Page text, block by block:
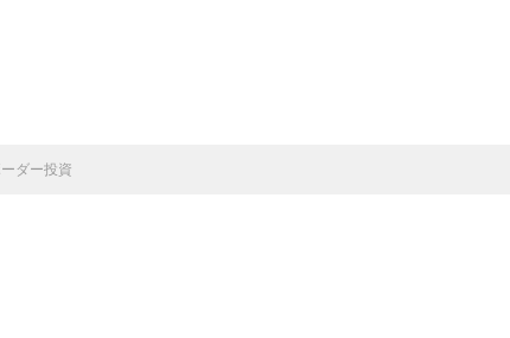
ダー投資